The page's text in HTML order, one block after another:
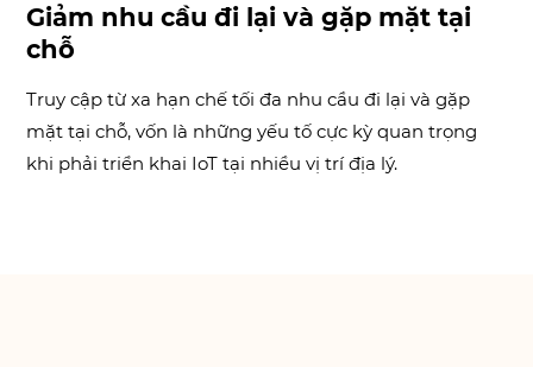
Giảm nhu cầu đi lại và gặp mặt tại
chỗ
Truy cập từ xa hạn chế tối đa nhu cầu đi lại và gặp
mặt tại chỗ, vốn là những yếu tố cực kỳ quan trọng
khi phải triển khai IoT tại nhiều vị trí địa lý.